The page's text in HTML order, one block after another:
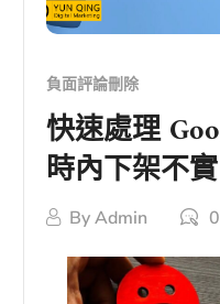
負面評論刪除
快速處理
時內下架不
ByAdmin